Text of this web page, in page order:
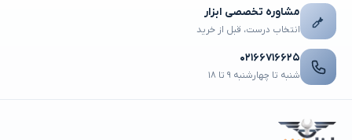
مشاوره تخصصی ابزار
انتخاب درست، قبل از خرید
۰۲۱۶۶۷۱۶۶۲۵
شنبه تا چهارشنبه ۹ تا ۱۸